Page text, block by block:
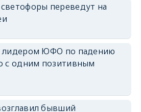
переведут на
лидером ЮФО по падению
с одним позитивным
бывший